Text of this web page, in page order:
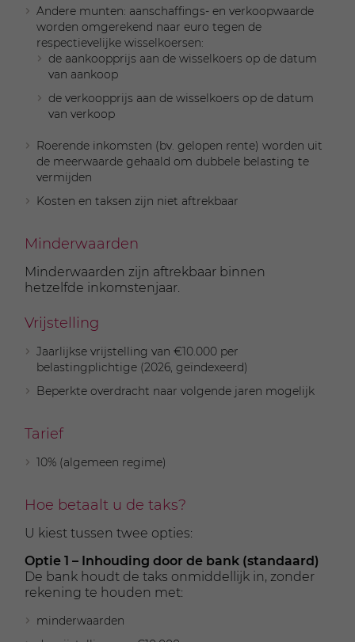
Andere munten: aanschaffings- en verkoopwaarde
worden omgerekend naar euro tegen de
respectievelijke wisselkoersen:
de aankoopprijs aan de wisselkoers op de datum
van aankoop
de verkoopprijs aan de wisselkoers op de datum
van verkoop
Roerende inkomsten (bv. gelopen rente) worden uit
de meerwaarde gehaald om dubbele belasting te
vermijden
Kosten en taksen zijn niet aftrekbaar
Minderwaarden
Minderwaarden zijn aftrekbaar binnen
hetzelfde inkomstenjaar.
Vrijstelling
Jaarlijkse vrijstelling van €10.000 per
belastingplichtige (2026, geïndexeerd)
Beperkte overdracht naar volgende jaren mogelijk
Tarief
10% (algemeen regime)
Hoe betaalt u de taks?
U kiest tussen twee opties:
Optie 1 – Inhouding door de bank (standaard)
De bank houdt de taks onmiddellijk in, zonder
rekening te houden met:
minderwaarden